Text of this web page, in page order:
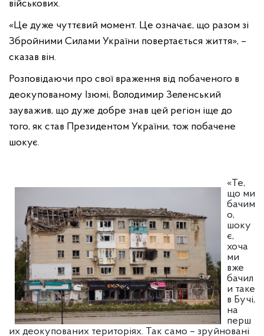
військових.
«Це дуже чуттєвий момент. Це означає, що разом зі
Збройними Силами України повертається життя», –
сказав він.
Розповідаючи про свої враження від побаченого в
деокупованому Ізюмі, Володимир Зеленський
зауважив, що дуже добре знав цей регіон іще до
того, як став Президентом України, тож побачене
шокує.
«Те,
що ми
бачим
о,
шоку
є,
хоча
ми
вже
бачил
и таке
в Бучі,
на
перш
их деокупованих територіях. Так само – зруйновані